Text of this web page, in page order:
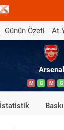
Günün Özeti At
Arsenal
M G M G
İstatistik